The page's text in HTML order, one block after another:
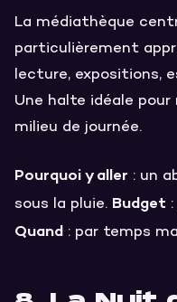
La médiathèque
particulièrement
lecture, expositions,
Une halte idéale
milieu de journée.
Pourquoi y aller : un
sous la pluie. Budget
Quand : par temps